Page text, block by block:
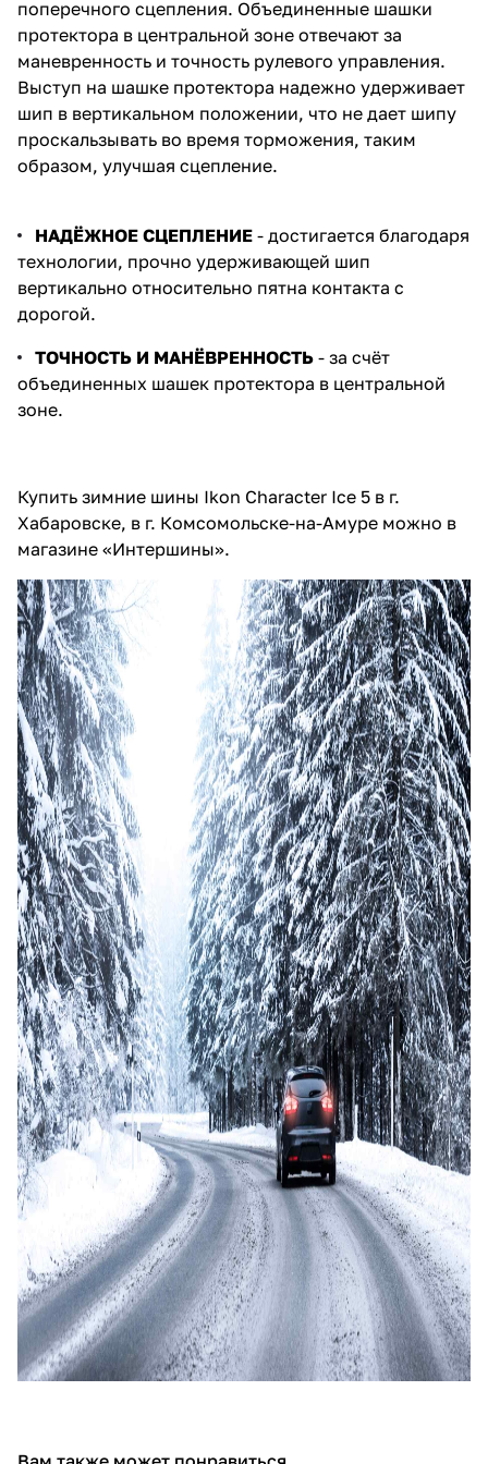
поперечного сцепления. Объединенные шашки
протектора в центральной зоне отвечают за
маневренность и точность рулевого управления.
Выступ на шашке протектора надежно удерживает
шип в вертикальном положении, что не дает шипу
проскальзывать во время торможения, таким
образом, улучшая сцепление.
НАДЁЖНОЕ СЦЕПЛЕНИЕ - достигается благодаря
технологии, прочно удерживающей шип
вертикально относительно пятна контакта с
дорогой.
ТОЧНОСТЬ И МАНЁВРЕННОСТЬ - за счёт
объединенных шашек протектора в центральной
зоне.
Купить зимние шины Ikon Character Ice 5 в г.
Хабаровске, в г. Комсомольске-на-Амуре можно в
магазине «Интершины».